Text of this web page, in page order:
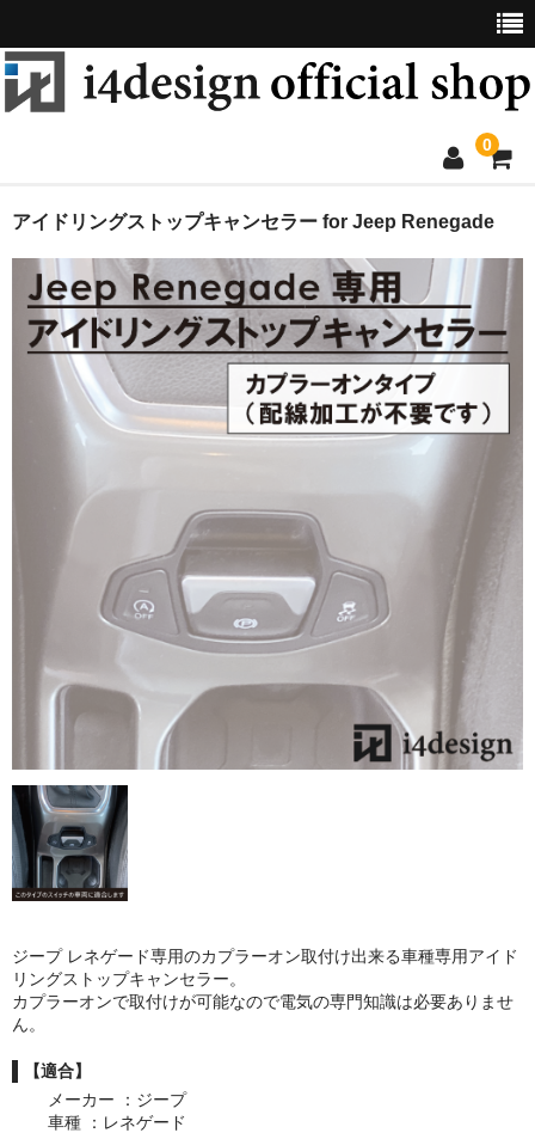
0
ロワリングコントロールモジュール
アイドリングストップキャンセラー
リバースチャイムモジュール
アイドリングストップキャンセラー for Jeep Renegade
ジープ レネゲード専用のカプラーオン取付け出来る車種専用アイド
リングストップキャンセラー。
カプラーオンで取付けが可能なので電気の専門知識は必要ありませ
ん。
【適合】
メーカー ：ジープ
車種 ：レネゲード